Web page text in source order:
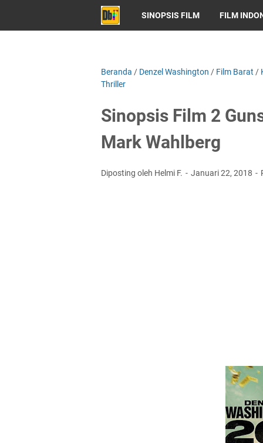
SINOPSIS FILM FILM
Beranda / Denzel Washington / Film Barat /
Thriller
Sinopsis Film 2
Mark Wahlberg
Diposting oleh Helmi F. Januari 22, 2018